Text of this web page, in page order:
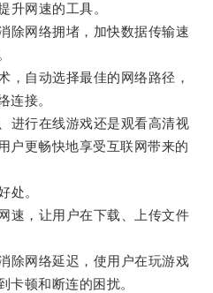
网速的工具。
网络拥堵，加快数据传输速
自动选择最佳的网络路径，
连接。
行在线游戏还是观看高清视
户更畅快地享受互联网带来的
。
，让用户在下载、上传文件
网络延迟，使用户在玩游戏
卡顿和断连的困扰。